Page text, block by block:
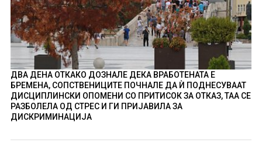
ДВА ДЕНА ОТКАКО ДОЗНАЛЕ ДЕКА ВРАБОТЕНАТА Е
БРЕМЕНА, СОПСТВЕНИЦИТЕ ПОЧНАЛЕ ДА Ѝ ПОДНЕСУВААТ
ДИСЦИПЛИНСКИ ОПОМЕНИ СО ПРИТИСОК ЗА ОТКАЗ, ТАА СЕ
РАЗБОЛЕЛА ОД СТРЕС И ГИ ПРИЈАВИЛА ЗА
ДИСКРИМИНАЦИЈА